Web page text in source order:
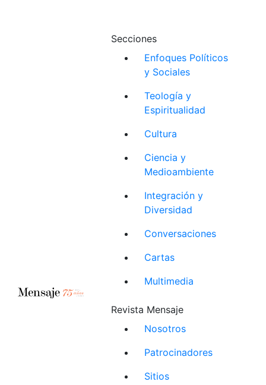
Secciones
Enfoques Políticos
y Sociales
Teología y
Espiritualidad
Cultura
Ciencia y
Medioambiente
Integración y
Diversidad
Conversaciones
Cartas
Multimedia
Revista Mensaje
Nosotros
Patrocinadores
Sitios